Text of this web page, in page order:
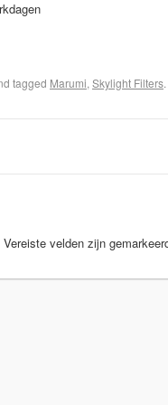
tagged Marumi, Skylight Filters
Vereiste velden zijn